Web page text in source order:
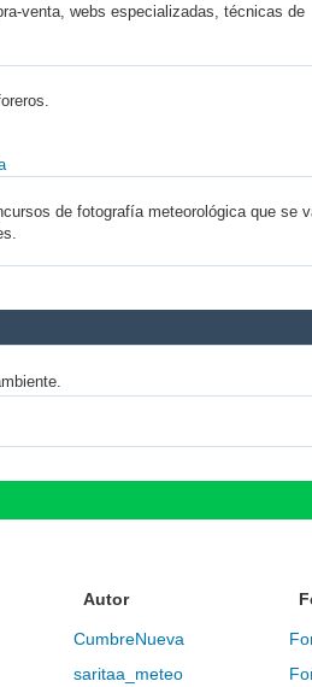
venta, webs especializadas, técnicas de
de fotografía meteorológica que se
Autor
CumbreNueva
saritaa_meteo